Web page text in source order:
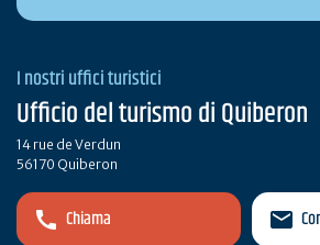
I nostri uffici turistici
Ufficio del turismo di Quiberon
14 rue de Verdun
56170 Quiberon
Chiama